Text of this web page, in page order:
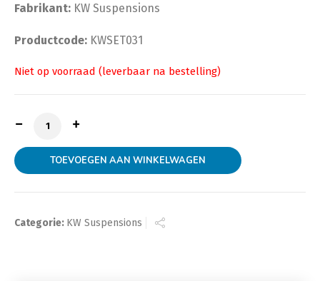
Fabrikant: KW Suspensions
Productcode: KWSET031
KW Schroefset Variant 1 Vw Golf V, klemdiameter
TOEVOEGEN AAN WINKELWAGEN
Categorie: KW Suspensions